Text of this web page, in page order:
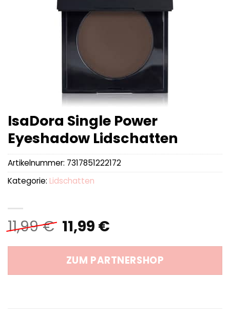
IsaDora Single Power
Eyeshadow Lidschatten
11,99€ Ursprünglicher
Preis
war:
11,99 €
11,99 €Aktueller
ist:
11,99 €.
ZUM PARTNERSHOP
Artikelnummer: 7317851222172
Kategorie: Lidschatten